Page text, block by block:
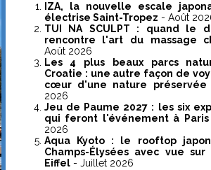
IZA, la nouvelle escale
électrise Saint-Tropez - Août
TUI NA SCULPT : quand le
rencontre l'art du massage
Août 2026
Les 4 plus beaux parcs
Croatie : une autre façon de
cœur d'une nature préservée
2026
Jeu de Paume 2027 : les six
qui feront l'événement à Paris
2026
Aqua Kyoto : le rooftop
Champs-Élysées avec vue
Eiffel- Juillet 2026